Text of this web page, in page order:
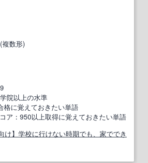
(複数形)
院以上の水準
格に覚えておきたい単語
ア：950以上取得に覚えておきたい単語
け】学校に行けない時期でも、家ででき